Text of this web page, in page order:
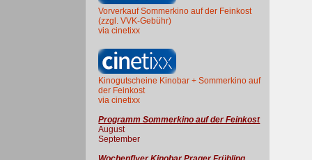
Vorverkauf Sommerkino auf der Feinkost
(zzgl. VVK-Gebühr)
via cinetixx
Kinogutscheine Kinobar + Sommerkino auf
der Feinkost
via cinetixx
Programm Sommerkino auf der Feinkost
August
September